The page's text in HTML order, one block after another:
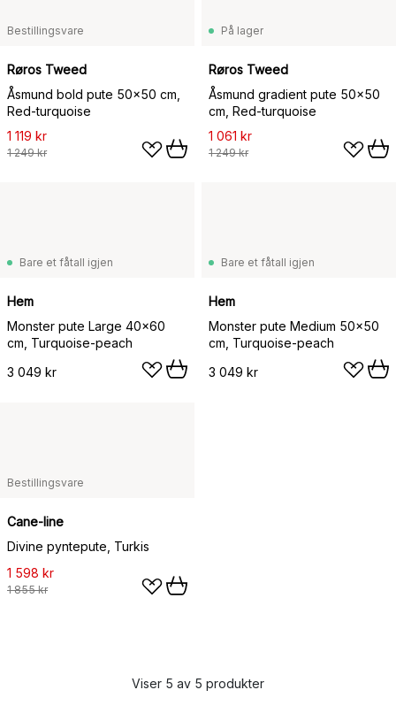
Bestillingsvare
Røros Tweed
Åsmund bold pute 50x50 cm,
Red-turquoise
1 119 kr
1 249 kr
På lager
Røros Tweed
Åsmund gradient pute 50x50
cm, Red-turquoise
1 061 kr
1 249 kr
Bare et fåtall igjen
Hem
Monster pute Large 40x60
cm, Turquoise-peach
3 049 kr
Bare et fåtall igjen
Hem
Monster pute Medium 50x50
cm, Turquoise-peach
3 049 kr
Bestillingsvare
Cane-line
Divine pyntepute, Turkis
1 598 kr
1 855 kr
Viser 5 av 5 produkter